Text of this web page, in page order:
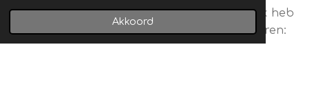
Akkoord
Check de knop hieronder voor vragen die ik heb
aan jou en de regels om een formulier te sturen: